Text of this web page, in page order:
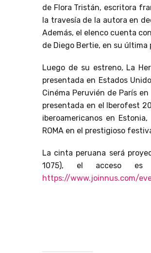
de Flora Tristán, escritora
la travesía de la autora en
Además, el elenco cuenta
de Diego Bertie, en su
Luego de su estreno, La
presentada en Estados
Cinéma Peruvién de París
presentada en el Iberofest
iberoamericanos en
ROMA en el prestigioso
La cinta peruana será
1075), el acceso
https://www.joinnus.com/